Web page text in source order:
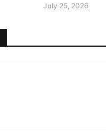
July 25, 2026